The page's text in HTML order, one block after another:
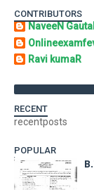
CONTRIBUTORS
NaveeN
Ravi kumaR
RECENT
recentposts
POPULAR